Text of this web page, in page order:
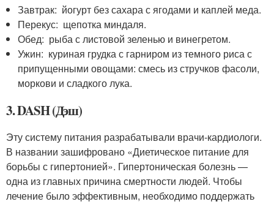
Завтрак: йогурт без сахара с ягодами и каплей меда.
Перекус: щепотка миндаля.
Обед: рыба с листовой зеленью и винегретом.
Ужин: куриная грудка с гарниром из темного риса с
припущенными овощами: смесь из стручков фасоли,
моркови и сладкого лука.
3. DASH (Дэш)
Эту систему питания разрабатывали врачи-кардиологи.
В названии зашифровано «Диетическое питание для
борьбы с гипертонией». Гипертоническая болезнь —
одна из главных причина смертности людей. Чтобы
лечение было эффективным, необходимо поддержать